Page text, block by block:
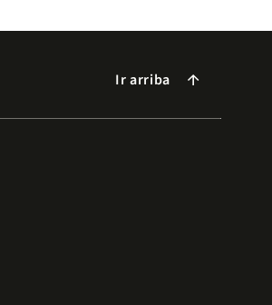
Ir arriba arrow_forward